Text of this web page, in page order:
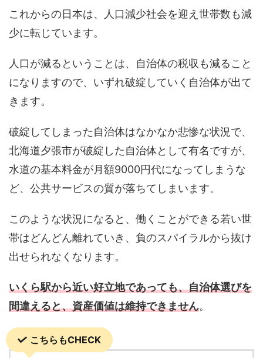
これからの日本は、人口減少社会を迎え世帯数も減
少に転じています。
人口が減るということは、自治体の税収も減ること
になりますので、いずれ破綻していく自治体が出て
きます。
破綻してしまった自治体はなかなか悲惨な状況で、
北海道夕張市が破綻した自治体として有名ですが、
水道の基本料金が月額9000円代になってしまうな
ど、公共サービスの質が落ちてしまいます。
このような状況になると、働くことができる若い世
帯はどんどん離れていき、負のスパイラルから抜け
出せられなくなります。
いくら駅から近い好立地であっても、自治体選びを
間違えると、資産価値は維持できません。
こちらもCHECK